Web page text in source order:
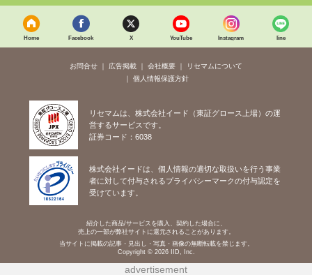
Home Facebook X YouTube Instagram line
お問合せ 広告掲載 会社概要
リセマムについて
個人情報保護方針
リセマムは、株式会社イード（東証グロース上場）の運
営するサービスです。
証券コード：6038
株式会社イードは、個人情報の適切な取扱いを行う事業
者に対して付与されるプライバシーマークの付与認定を
受けています。
紹介した商品/サービスを購入、契約した場合に、
売上の一部が弊社サイトに還元されることがあります。
当サイトに掲載の記事・見出し・写真・画像の無断転載を禁じます。
Copyright © 2026 IID, Inc.
advertisement